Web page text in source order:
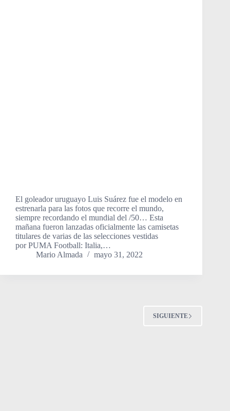
El goleador uruguayo Luis Suárez fue el modelo en
estrenarla para las fotos que recorre el mundo,
siempre recordando el mundial del /50… Esta
mañana fueron lanzadas oficialmente las camisetas
titulares de varias de las selecciones vestidas
por PUMA Football: Italia,…
Mario Almada
mayo 31, 2022
SIGUIENTE